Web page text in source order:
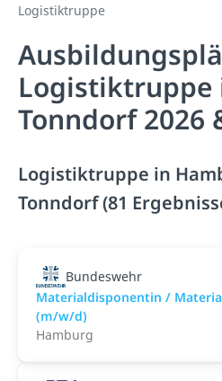
Logistiktruppe
Logistiktruppe
Tonndorf 2026
Logistiktruppe in
Tonndorf (81
Bundeswehr
Materialdisponentin /
(m/w/d)
Hamburg